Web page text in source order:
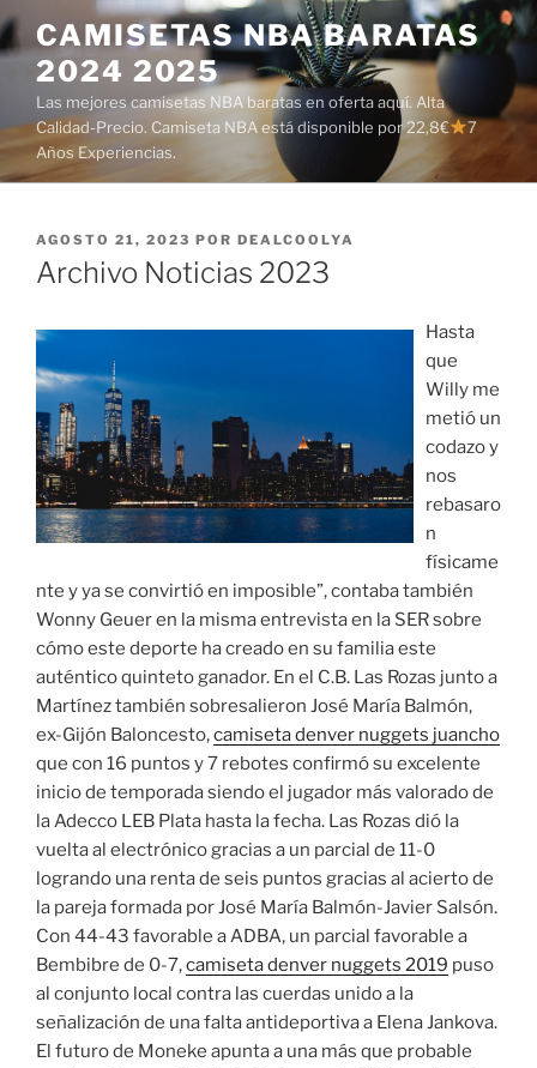
Saltar
al
contenido
CAMISETAS NBA BARATAS
2024 2025
Las mejores camisetas NBA baratas en oferta aquí. Alta
Calidad-Precio. Camiseta NBA está disponible por 22,8€
7
Años Experiencias.
PUBLICADO
EL
AGOSTO 21, 2023 POR DEALCOOLYA
Archivo Noticias 2023
Hasta
que
Willy me
metió un
codazo y
nos
rebasaro
n
físicame
nte y ya se convirtió en imposible”, contaba también
Wonny Geuer en la misma entrevista en la SER sobre
cómo este deporte ha creado en su familia este
auténtico quinteto ganador. En el C.B. Las Rozas junto a
Martínez también sobresalieron José María Balmón,
ex-Gijón Baloncesto,camiseta denver nuggets juancho
que con 16 puntos y 7 rebotes confirmó su excelente
inicio de temporada siendo el jugador más valorado de
la Adecco LEB Plata hasta la fecha. Las Rozas dió la
vuelta al electrónico gracias a un parcial de 11-0
logrando una renta de seis puntos gracias al acierto de
la pareja formada por José María Balmón-Javier Salsón.
Con 44-43 favorable a ADBA, un parcial favorable a
Bembibre de 0-7,camiseta denver nuggets 2019 puso
al conjunto local contra las cuerdas unido a la
señalización de una falta antideportiva a Elena Jankova.
El futuro de Moneke apunta a una más que probable